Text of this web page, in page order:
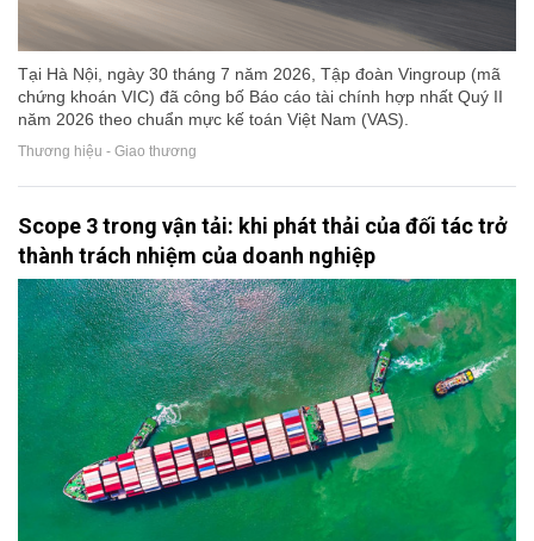
Tại Hà Nội, ngày 30 tháng 7 năm 2026, Tập đoàn Vingroup (mã
chứng khoán VIC) đã công bố Báo cáo tài chính hợp nhất Quý II
năm 2026 theo chuẩn mực kế toán Việt Nam (VAS).
Thương hiệu - Giao thương
Scope 3 trong vận tải: khi phát thải của đối tác trở
thành trách nhiệm của doanh nghiệp